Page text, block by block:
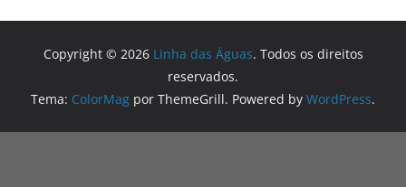
Copyright © 2026 Linha das Águas. Todos os direitos
reservados.
Tema: ColorMag por ThemeGrill. Powered by WordPress.